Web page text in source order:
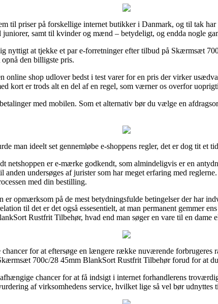
til priser på forskellige internet butikker i Danmark, og til tak
juniorer, samt til kvinder og mænd – betydeligt, og endda nogle
nyttigt at tjekke et par e-forretninger efter tilbud på Skærmsæt
den billigste pris.
online shop udlover bedst i test varer for en pris der virker
kort er trods alt en del af en regel, som værner os overfor
med mobilen. Som et alternativ bør du vælge en
man ideelt set gennemløbe e-shoppens regler, det er dog tit et
netshoppen er e-mærke godkendt, som almindeligvis er en
anden undersøges af jurister som har meget erfaring med
med din bestilling.
er opmærksom på de mest betydningsfulde betingelser der har
til det er det også essesentielt, at man permanent gemmer
Rustfrit Tilbehør, hvad end man søger en vare til en dame
for at eftersøge en længere række nuværende forbrugeres
700c/28 45mm BlankSort Rustfrit Tilbehør forud for at
chancer for at få indsigt i internet forhandlerens
af virksomhedens service, hvilket lige så vel bør udnyttes